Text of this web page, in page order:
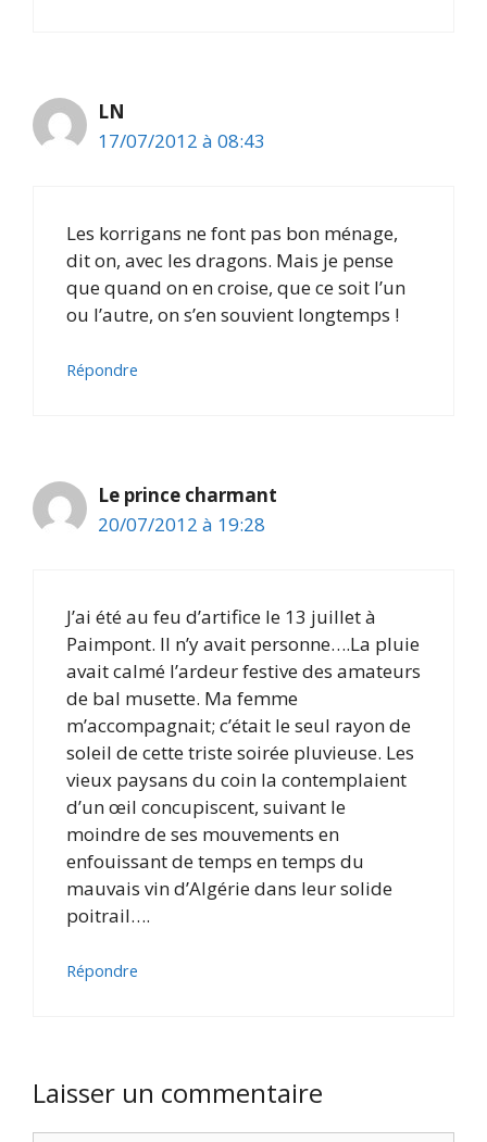
LN
17/07/2012 à 08:43
Les korrigans ne font pas bon ménage,
dit on, avec les dragons. Mais je pense
que quand on en croise, que ce soit l’un
ou l’autre, on s’en souvient longtemps !
Répondre
Le prince charmant
20/07/2012 à 19:28
J’ai été au feu d’artifice le 13 juillet à
Paimpont. Il n’y avait personne….La pluie
avait calmé l’ardeur festive des amateurs
de bal musette. Ma femme
m’accompagnait; c’était le seul rayon de
soleil de cette triste soirée pluvieuse. Les
vieux paysans du coin la contemplaient
d’un œil concupiscent, suivant le
moindre de ses mouvements en
enfouissant de temps en temps du
mauvais vin d’Algérie dans leur solide
poitrail….
Répondre
Laisser un commentaire